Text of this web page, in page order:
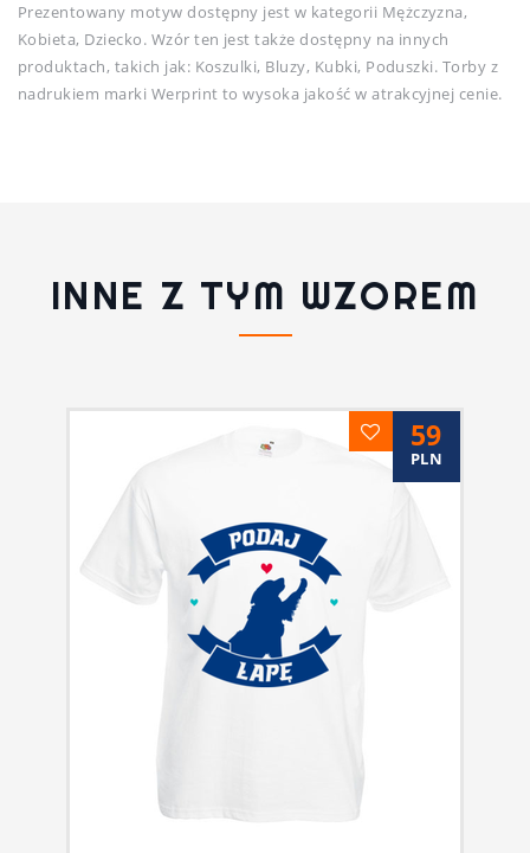
Prezentowany motyw dostępny jest w kategorii Mężczyzna,
Kobieta, Dziecko. Wzór ten jest także dostępny na innych
produktach, takich jak: Koszulki, Bluzy, Kubki, Poduszki. Torby z
nadrukiem marki Werprint to wysoka jakość w atrakcyjnej cenie.
INNE Z TYM WZOREM
59
PLN